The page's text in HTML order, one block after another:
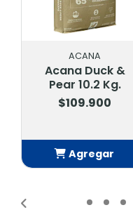
ACANA
Acana Wild
Atlantic Dog 11.35
Kg.
Agregar